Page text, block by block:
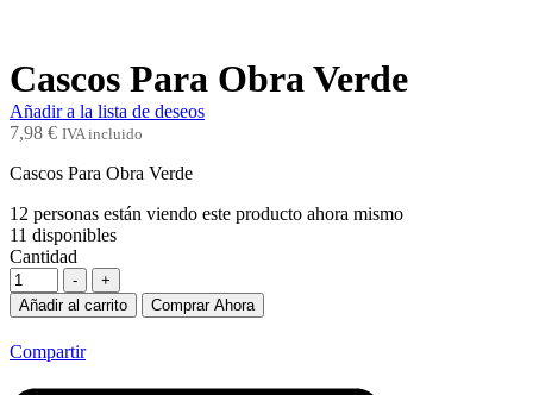
Cascos Para Obra Verde
Añadir a la lista de deseos
7,98 € IVA incluido
Cascos Para Obra Verde
12 personas están viendo este producto ahora mismo
11 disponibles
Cantidad
-
+
Añadir al carrito
Comprar Ahora
Compartir